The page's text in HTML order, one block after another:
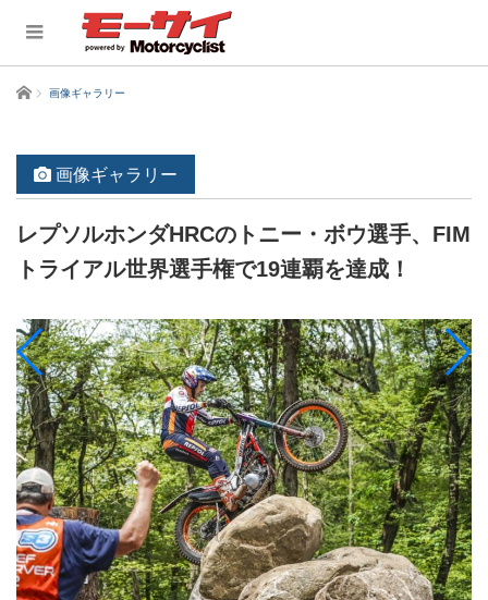
ホーム 画像ギャラリー
画像ギャラリー
レプソルホンダHRCのトニー・ボウ選手、FIM
トライアル世界選手権で19連覇を達成！